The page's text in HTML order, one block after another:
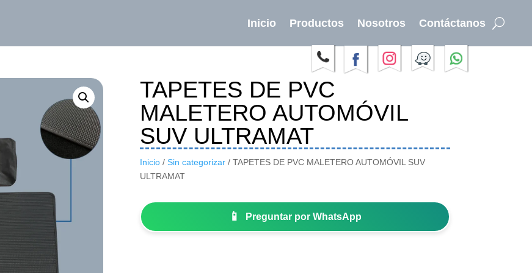
Inicio Productos Nosotros Contáctanos
TAPETES DE PVC
MALETERO AUTOMÓVIL
SUV ULTRAMAT
Inicio/ Sin categorizar/ TAPETES DE PVC MALETERO AUTOMÓVIL SUV
ULTRAMAT
📱 Preguntar por WhatsApp